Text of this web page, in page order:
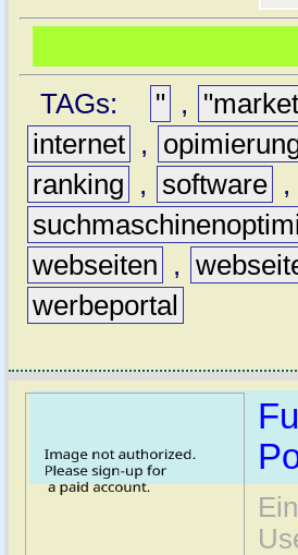
TAGs: " ,
internet ,
ranking
, software ,
webseiten
,
werbeportal